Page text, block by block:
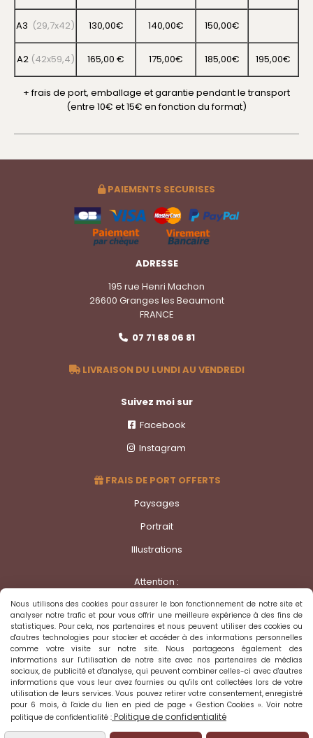
A3 (29,7x42) 130,00€ 140,00€ 150,00€
A2 (42x59,4) 165,00 € 175,00€ 185,00€ 195,00€
+ frais de port, emballage et garantie pendant le transport
(entre 10€ et 15€ en fonction du format)
 PAIEMENTS SECURISES
ADRESSE
195 rue Henri Machon
26600 Granges les Beaumont
FRANCE
 07 71 68 06 81
 LIVRAISON DU LUNDI AU VENDREDI
Suivez moi sur
 Facebook
 Instagram
 FRAIS DE PORT OFFERTS
Paysages
Portrait
Illustrations
Attention :
Copyright 2025 Annja - Toute reproduction ou utilisation
des oeuvres sur ce site est interdite sans l'autorisation de
l'auteur.
Facebook est désactivé. Autoriser
Mentions Légales
Politique de confidentialité
Nous utilisons des cookies pour assurer le bon fonctionnement de notre site et
analyser notre trafic et pour vous offrir une meilleure expérience à des fins de
statistiques. Pour cela, nos partenaires et nous peuvent utiliser des cookies ou
d'autres technologies pour stocker et accéder à des informations personnelles
comme votre visite sur notre site. Nous partageons également des
informations sur l'utilisation de notre site avec nos partenaires de médias
sociaux, de publicité et d'analyse, qui peuvent combiner celles-ci avec d'autres
informations que vous leur avez fournies ou qu'ils ont collectées lors de votre
utilisation de leurs services. Vous pouvez retirer votre consentement, enregistré
pour 6 mois, à l'aide du lien en pied de page « Gestion Cookies ». Voir notre
politique de confidentialité : Politique de confidentialité